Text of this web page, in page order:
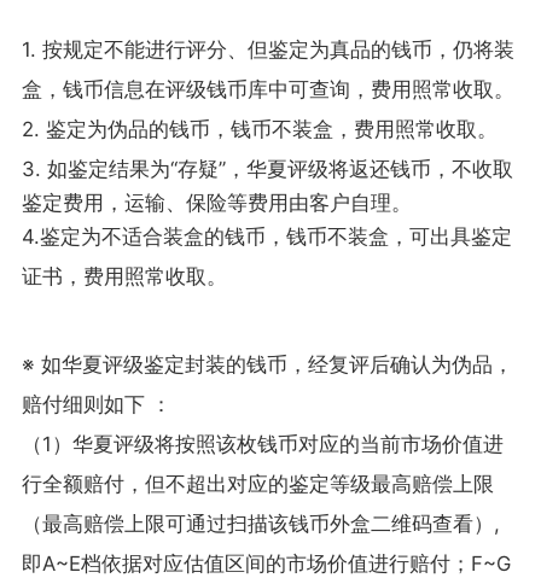
1. 按规定不能进行评分、但鉴定为真品的钱币，仍将装
盒，钱币信息在评级钱币库中可查询，费用照常收取。
2. 鉴定为伪品的钱币，钱币不装盒，费用照常收取。
3. 如鉴定结果为“存疑”，华夏评级将返还钱币，不收取
鉴定费用，运输、保险等费用由客户自理。
4.鉴定为不适合装盒的钱币，钱币不装盒，可出具鉴定
证书，费用照常收取。
※ 如华夏评级鉴定封装的钱币，经复评后确认为伪品，
赔付细则如下 ：
（1）华夏评级将按照该枚钱币对应的当前市场价值进
行全额赔付，但不超出对应的鉴定等级最高赔偿上限
（最高赔偿上限可通过扫描该钱币外盒二维码查看）,
即A~E档依据对应估值区间的市场价值进行赔付；F~G